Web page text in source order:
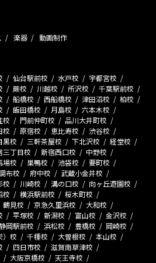
楽器 動画制作
仙台駅前校 水戸校
宇都宮校
蕨校 川越校 所沢校
千葉駅前校
船橋校 西船橋校 津田沼校
柏校
飯田橋校 月島校
六本木校
校 門前仲町校
品川大井町校
校 原宿校 恵比寿校
渋谷校
黒校 三軒茶屋校 下北沢校
経堂校
三丁目校 新宿西口校
中野校
場校 巣鴨校 池袋校
要町校
布校 府中校
武蔵小金井校
校 川崎校 溝の口校
向ヶ丘遊園校
校 横浜駅前校
桜木町校
鶴見校 京急久里浜校
大和校
平塚校 新潟校 富山校
金沢校
岡駅前校 浜松校 豊橋校
岡崎校
）校 千種校 大曽根校
本山校
四日市校
滋賀南草津校
大阪京橋校
天王寺校